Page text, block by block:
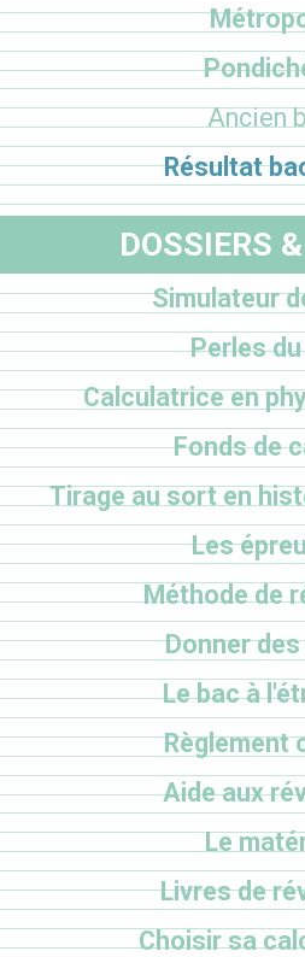
Ancien
Résultat
DOSSIERS
Simulateur
Perles
Calculatrice en
Fonds de
Tirage au sort en
Les
Méthode de
Donner
Le bac à
Règlement
Aide aux
Le
Livres de
Choisir sa